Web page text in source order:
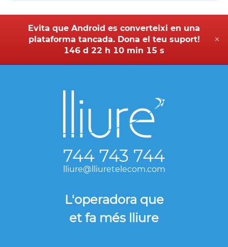
Evita que Android es converteixi en una
plataforma tancada. Dona el teu suport!
146 d 22 h 10 min 15 s
✕
L'operadora que
et fa més lliure
744 743 744
lliure@lliuretelecom.com